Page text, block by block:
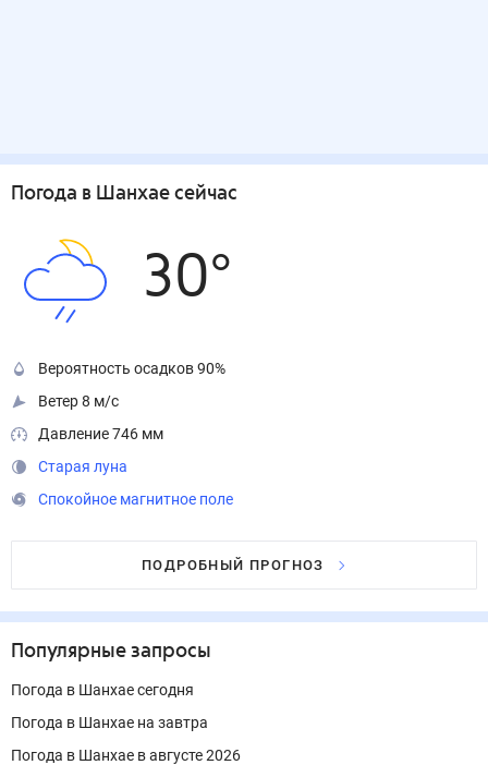
Погода в Шанхае сейчас
30°
Вероятность осадков 90%
Ветер 8 м/с
Давление 746 мм
Старая луна
Спокойное магнитное поле
ПОДРОБНЫЙ ПРОГНОЗ
Популярные запросы
Погода в Шанхае сегодня
Погода в Шанхае на завтра
Погода в Шанхае в августе 2026